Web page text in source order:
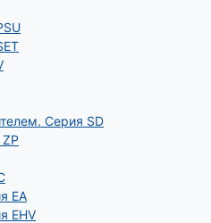
Серия SD
EA
EHV